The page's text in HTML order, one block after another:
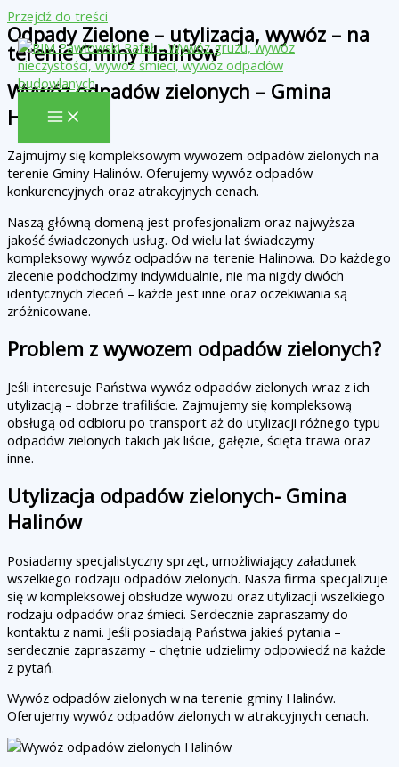
Przejdź do treści
Odpady Zielone – utylizacja, wywóz – na
terenie Gminy Halinów
Wywóz odpadów zielonych – Gmina
Halinów
Zajmujmy się kompleksowym wywozem odpadów zielonych na
terenie Gminy Halinów. Oferujemy wywóz odpadów
konkurencyjnych oraz atrakcyjnych cenach.
Naszą główną domeną jest profesjonalizm oraz najwyższa
jakość świadczonych usług. Od wielu lat świadczymy
kompleksowy wywóz odpadów na terenie Halinowa. Do każdego
zlecenie podchodzimy indywidualnie, nie ma nigdy dwóch
identycznych zleceń – każde jest inne oraz oczekiwania są
zróżnicowane.
Problem z wywozem odpadów zielonych?
Jeśli interesuje Państwa wywóz odpadów zielonych wraz z ich
utylizacją – dobrze trafiliście. Zajmujemy się kompleksową
obsługą od odbioru po transport aż do utylizacji różnego typu
odpadów zielonych takich jak liście, gałęzie, ścięta trawa oraz
inne.
Utylizacja odpadów zielonych- Gmina
Halinów
Posiadamy specjalistyczny sprzęt, umożliwiający załadunek
wszelkiego rodzaju odpadów zielonych. Nasza firma specjalizuje
się w kompleksowej obsłudze wywozu oraz utylizacji wszelkiego
rodzaju odpadów oraz śmieci. Serdecznie zapraszamy do
kontaktu z nami. Jeśli posiadają Państwa jakieś pytania –
serdecznie zapraszamy – chętnie udzielimy odpowiedź na każde
z pytań.
Wywóz odpadów zielonych w na terenie gminy Halinów.
Oferujemy wywóz odpadów zielonych w atrakcyjnych cenach.